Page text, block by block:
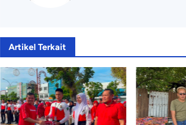
Artikel Terkait